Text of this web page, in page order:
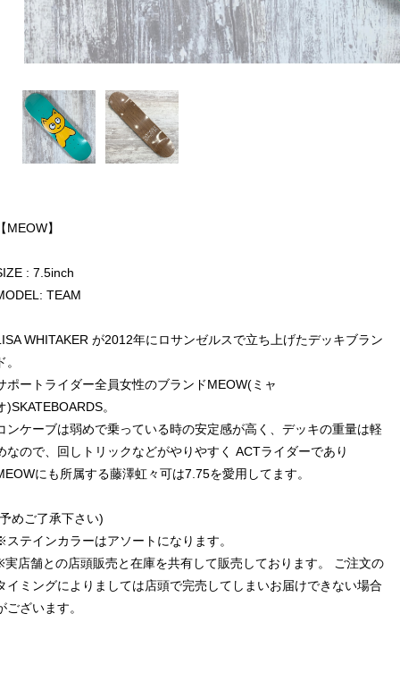
MEOW】
: 7.5inch
TEAM
WHITAKER が2012年にロサンゼルスで立ち上げたデッキブラン
。
ポートライダー全員女性のブランドMEOW(ミャ
)SKATEBOARDS。
ンケーブは弱めで乗っている時の安定感が高く、デッキの重量は軽
なので、回しトリックなどがやりやすく ACTライダーであり
にも所属する藤澤虹々可は7.75を愛用してます。
めご了承下さい)
テインカラーはアソートになります。
店舗との店頭販売と在庫を共有して販売しております。 ご注文の
イミングによりましては店頭で完売してしまいお届けできない場合
ございます。